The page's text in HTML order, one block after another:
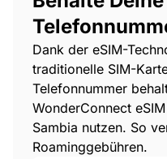
Dank der eSIM-
traditionelle SIM-
Telefonnummer
WonderConnect
Sambia nutzen. So
Roaminggebühren.